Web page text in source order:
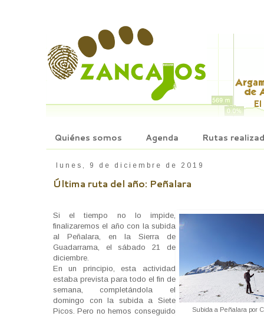
Quiénes somos Agenda Rutas
lunes, 9 de diciembre de 2019
Última ruta del año: Peñalara
Subida a Peñalara por
Si el tiempo no lo impide,
finalizaremos el año con la subida
al Peñalara, en la Sierra de
Guadarrama, el sábado 21 de
diciembre.
En un principio, esta actividad
estaba prevista para todo el fin de
semana, completándola el
domingo con la subida a Siete
Picos. Pero no hemos conseguido